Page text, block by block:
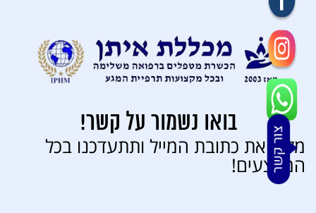
בואו נשמור על קשר!
מלאו את כתובת המייל ותתעדכנו בכל
המבצעים!